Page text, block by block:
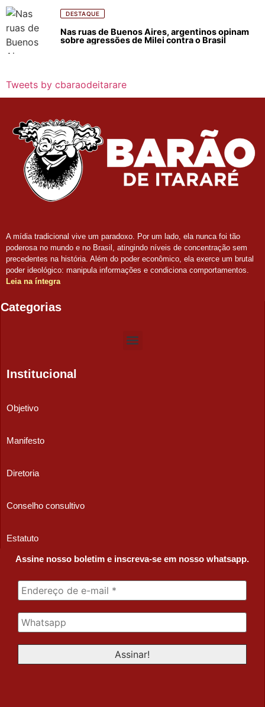
DESTAQUE
Nas ruas de Buenos Aires, argentinos opinam
sobre agressões de Milei contra o Brasil
Tweets by cbaraodeitarare
A mídia tradicional vive um paradoxo. Por um lado, ela nunca foi tão
poderosa no mundo e no Brasil, atingindo níveis de concentração sem
precedentes na história. Além do poder econômico, ela exerce um brutal
poder ideológico: manipula informações e condiciona comportamentos.
Leia na íntegra
Categorias
Institucional
Objetivo
Manifesto
Diretoria
Conselho consultivo
Estatuto
Assine nosso boletim e inscreva-se em nosso whatsapp.